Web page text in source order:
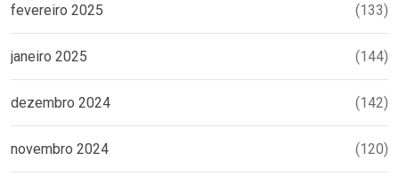
fevereiro 2025 (133)
janeiro 2025 (144)
dezembro 2024 (142)
novembro 2024 (120)